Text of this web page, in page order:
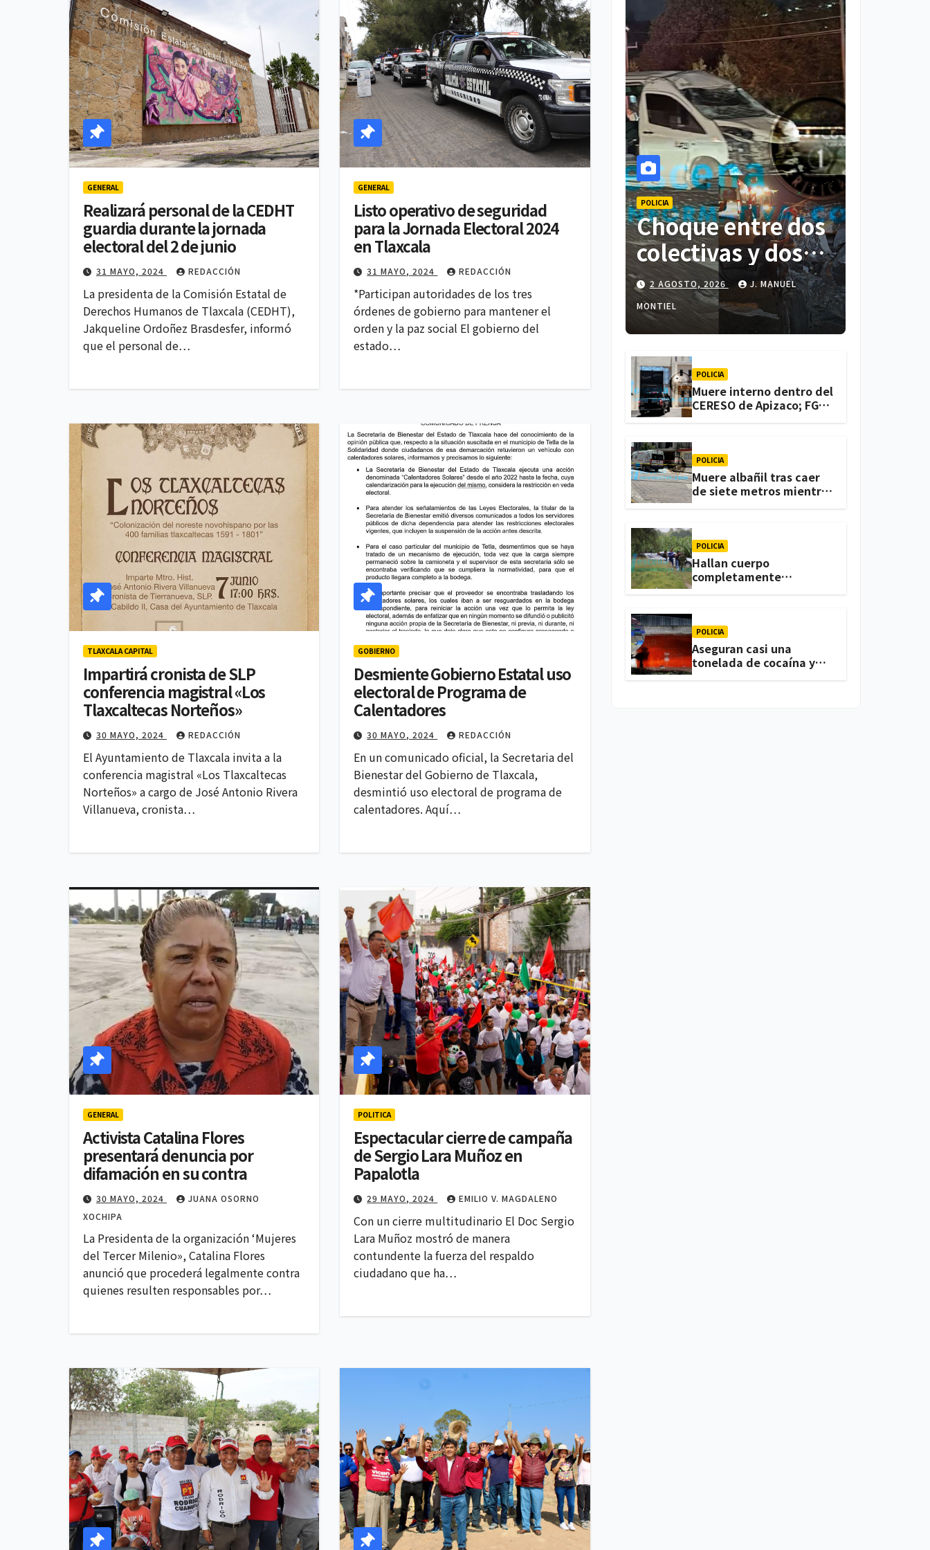
GENERAL
Realizará personal de la CEDHT
guardia durante la jornada
electoral del 2 de junio
31 MAYO, 2024 REDACCIÓN
La presidenta de la Comisión Estatal de
Derechos Humanos de Tlaxcala (CEDHT),
Jakqueline Ordoñez Brasdesfer, informó
que el personal de…
GENERAL
Listo operativo de seguridad
para la Jornada Electoral 2024
en Tlaxcala
31 MAYO, 2024 REDACCIÓN
*Participan autoridades de los tres
órdenes de gobierno para mantener el
orden y la paz social El gobierno del
estado…
TLAXCALA CAPITAL
Impartirá cronista de SLP
conferencia magistral «Los
Tlaxcaltecas Norteños»
30 MAYO, 2024 REDACCIÓN
El Ayuntamiento de Tlaxcala invita a la
conferencia magistral «Los Tlaxcaltecas
Norteños» a cargo de José Antonio Rivera
Villanueva, cronista…
GOBIERNO
Desmiente Gobierno Estatal uso
electoral de Programa de
Calentadores
30 MAYO, 2024 REDACCIÓN
En un comunicado oficial, la Secretaria del
Bienestar del Gobierno de Tlaxcala,
desmintió uso electoral de programa de
calentadores. Aquí…
GENERAL
Activista Catalina Flores
presentará denuncia por
difamación en su contra
30 MAYO, 2024
JUANA OSORNO
XOCHIPA
La Presidenta de la organización ‘Mujeres
del Tercer Milenio», Catalina Flores
anunció que procederá legalmente contra
quienes resulten responsables por…
POLITICA
Espectacular cierre de campaña
de Sergio Lara Muñoz en
Papalotla
29 MAYO, 2024 EMILIO V. MAGDALENO
Con un cierre multitudinario El Doc Sergio
Lara Muñoz mostró de manera
contundente la fuerza del respaldo
ciudadano que ha…
POLICIA
Choque entre dos
colectivas y dos
vehículos deja
cinco personas
lesionadas en
Atlihuetzia
2 AGOSTO, 2026
J. MANUEL
MONTIEL
POLICIA
Muere interno dentro del
CERESO de Apizaco; FGJE
investiga el caso
POLICIA
Muere albañil tras caer
de siete metros mientras
trabajaba en una
POLICIA
Hallan cuerpo
completamente
calcinado en terrenos de
POLICIA
Aseguran casi una
tonelada de cocaína y
arsenal durante cateo,